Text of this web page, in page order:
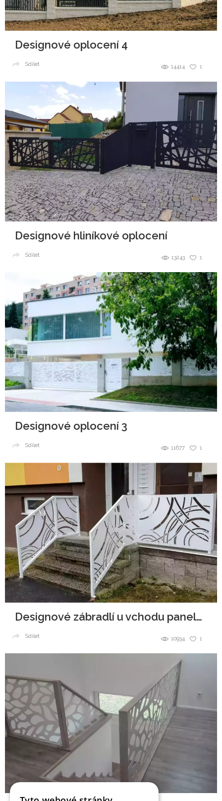
Designové oplocení 4
1
14414
Sdílet
Designové hliníkové oplocení
1
13243
Sdílet
Designové oplocení 3
1
11677
Sdílet
Designové zábradlí u vchodu panelového domu.
1
10934
Sdílet